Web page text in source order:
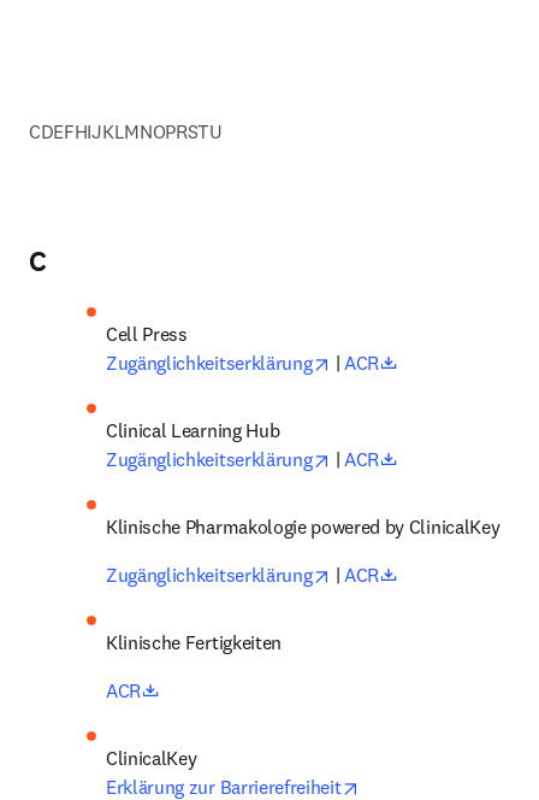
CDEFHIJKLMNOPRSTU
C
Zugänglichkeitserklärung
opens in new tab/window
| ACR
Clinical Learning Hub
Zugänglichkeitserklärung
opens in new tab/window
| ACR
Klinische Pharmakologie powered by ClinicalKey
Zugänglichkeitserklärung
opens in new tab/window
| ACR
Klinische Fertigkeiten
ACR
ClinicalKey
Erklärung zur Barrierefreiheit